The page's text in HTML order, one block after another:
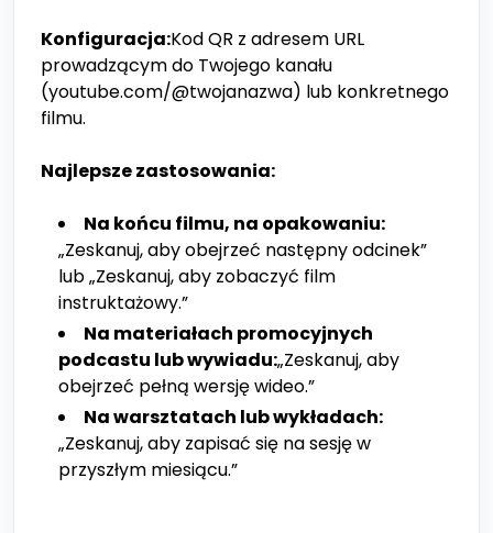
Konfiguracja:Kod QR z adresem URL
prowadzącym do Twojego kanału
(youtube.com/@twojanazwa) lub konkretnego
filmu.
Najlepsze zastosowania:
Na końcu filmu, na opakowaniu:
„Zeskanuj, aby obejrzeć następny odcinek”
lub „Zeskanuj, aby zobaczyć film
instruktażowy.”
Na materiałach promocyjnych
podcastu lub wywiadu:„Zeskanuj, aby
obejrzeć pełną wersję wideo.”
Na warsztatach lub wykładach:
„Zeskanuj, aby zapisać się na sesję w
przyszłym miesiącu.”